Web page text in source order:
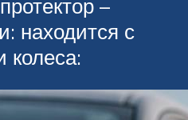
–
находится с
колеса: